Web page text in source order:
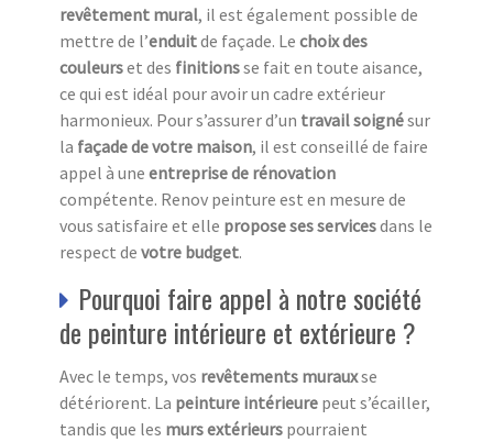
revêtement mural, il est également possible de
mettre de l’enduitde façade. Le choix des
couleurset des finitionsse fait en toute aisance,
ce qui est idéal pour avoir un cadre extérieur
harmonieux. Pour s’assurer d’un travail soignésur
la façade de votre maison, il est conseillé de faire
appel à une entreprise de rénovation
compétente. Renov peinture est en mesure de
vous satisfaire et elle propose ses servicesdans le
respect de votre budget.
Pourquoi faire appel à notre société
de peinture intérieure et extérieure ?
Avec le temps, vos revêtements murauxse
détériorent. La peinture intérieure peut s’écailler,
tandis que les murs extérieurs pourraient